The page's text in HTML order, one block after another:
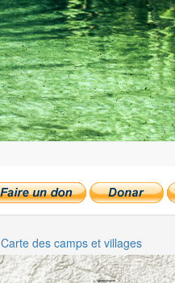
Carte des camps et villages